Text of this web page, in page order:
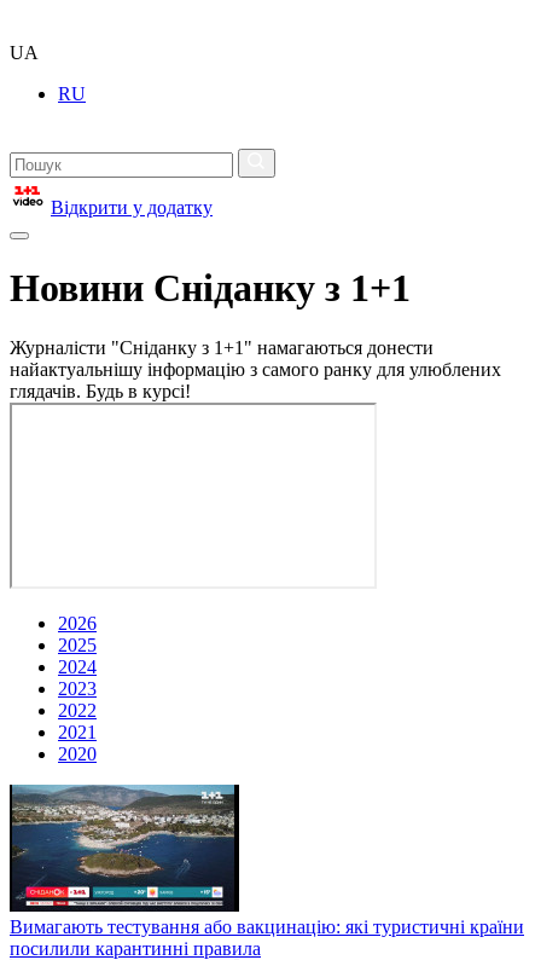
UA
RU
Відкрити у додатку
Новини Сніданку з 1+1
Журналісти "Сніданку з 1+1" намагаються донести
найактуальнішу інформацію з самого ранку для улюблених
глядачів. Будь в курсі!
2026
2025
2024
2023
2022
2021
2020
Вимагають тестування або вакцинацію: які туристичні країни
посилили карантинні правила